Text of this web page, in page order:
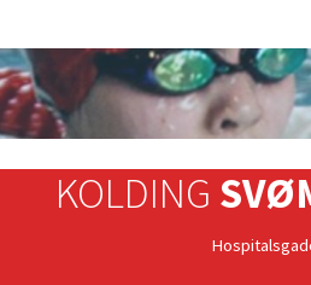
KOLDING